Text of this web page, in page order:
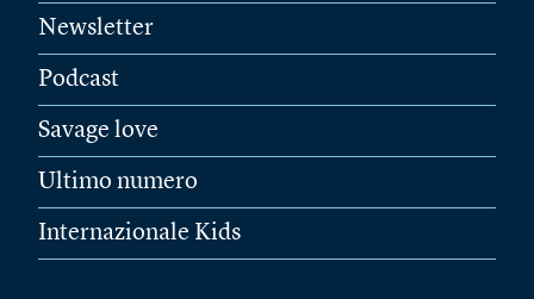
Newsletter
Podcast
Savage love
Ultimo numero
Internazionale Kids